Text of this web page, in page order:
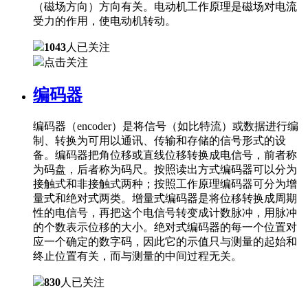
（磁场方向）方向有关。电动机工作原理是磁场对电流
受力的作用，使电动机转动。
1043人已关注
点击关注
编码器
编码器（encoder）是将信号（如比特流）或数据进行编
制、转换为可用以通讯、传输和存储的信号形式的设
备。编码器把角位移或直线位移转换成电信号，前者称
为码盘，后者称为码尺。按照读出方式编码器可以分为
接触式和非接触式两种；按照工作原理编码器可分为增
量式和绝对式两类。增量式编码器是将位移转换成周期
性的电信号，再把这个电信号转变成计数脉冲，用脉冲
的个数表示位移的大小。绝对式编码器的每一个位置对
应一个确定的数字码，因此它的示值只与测量的起始和
终止位置有关，而与测量的中间过程无关。
830人已关注